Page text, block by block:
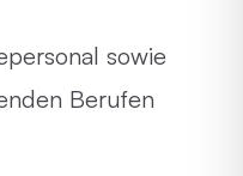
sowie
Berufen